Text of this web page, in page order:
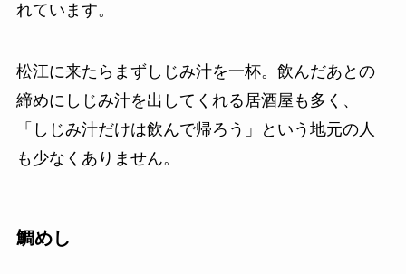
れています。
松江に来たらまずしじみ汁を一杯。飲んだあとの
締めにしじみ汁を出してくれる居酒屋も多く、
「しじみ汁だけは飲んで帰ろう」という地元の人
も少なくありません。
鯛めし